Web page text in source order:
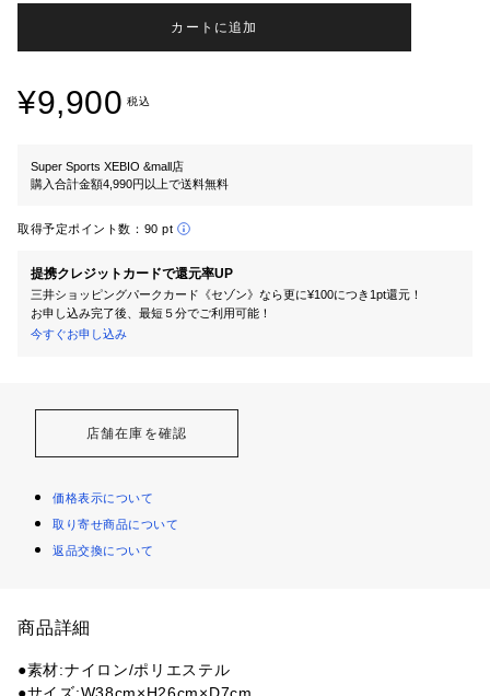
カートに追加
¥9,900 税込
Super Sports XEBIO &mall店
購入合計金額4,990円以上で送料無料
取得予定ポイント数： 90 pt
提携クレジットカードで還元率UP
三井ショッピングパークカード《セゾン》なら更に¥100につき1pt還元！
お申し込み完了後、最短５分でご利用可能！
今すぐお申し込み
店舗在庫を確認
価格表示について
取り寄せ商品について
返品交換について
商品詳細
●素材:ナイロン/ポリエステル